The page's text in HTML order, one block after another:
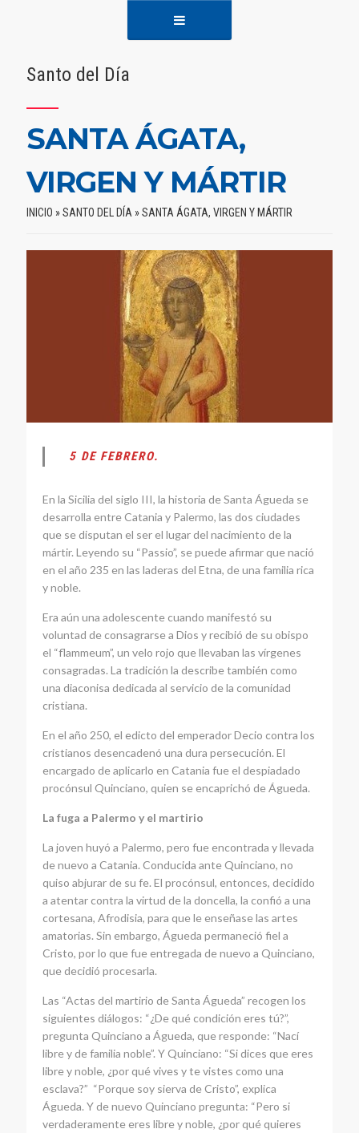
Santo del Día
SANTA ÁGATA,
VIRGEN Y MÁRTIR
INICIO »SANTO DEL DÍA »SANTA ÁGATA, VIRGEN Y MÁRTIR
5 DE FEBRERO.
En la Sicilia del siglo III, la historia de Santa Águeda se
desarrolla entre Catania y Palermo, las dos ciudades
que se disputan el ser el lugar del nacimiento de la
mártir. Leyendo su “Passio”, se puede afirmar que nació
en el año 235 en las laderas del Etna, de una familia rica
y noble.
Era aún una adolescente cuando manifestó su
voluntad de consagrarse a Dios y recibió de su obispo
el “flammeum”, un velo rojo que llevaban las vírgenes
consagradas. La tradición la describe también como
una diaconisa dedicada al servicio de la comunidad
cristiana.
En el año 250, el edicto del emperador Decio contra los
cristianos desencadenó una dura persecución. El
encargado de aplicarlo en Catania fue el despiadado
procónsul Quinciano, quien se encaprichó de Águeda.
La fuga a Palermo y el martirio
La joven huyó a Palermo, pero fue encontrada y llevada
de nuevo a Catania. Conducida ante Quinciano, no
quiso abjurar de su fe. El procónsul, entonces, decidido
a atentar contra la virtud de la doncella, la confió a una
cortesana, Afrodisia, para que le enseñase las artes
amatorias. Sin embargo, Águeda permaneció fiel a
Cristo, por lo que fue entregada de nuevo a Quinciano,
que decidió procesarla.
Las “Actas del martirio de Santa Águeda” recogen los
siguientes diálogos: “¿De qué condición eres tú?”,
pregunta Quinciano a Águeda, que responde: “Nací
libre y de familia noble”. Y Quinciano: “Si dices que eres
libre y noble, ¿por qué vives y te vistes como una
esclava?” “Porque soy sierva de Cristo”, explica
Águeda. Y de nuevo Quinciano pregunta: “Pero si
verdaderamente eres libre y noble, ¿por qué quieres